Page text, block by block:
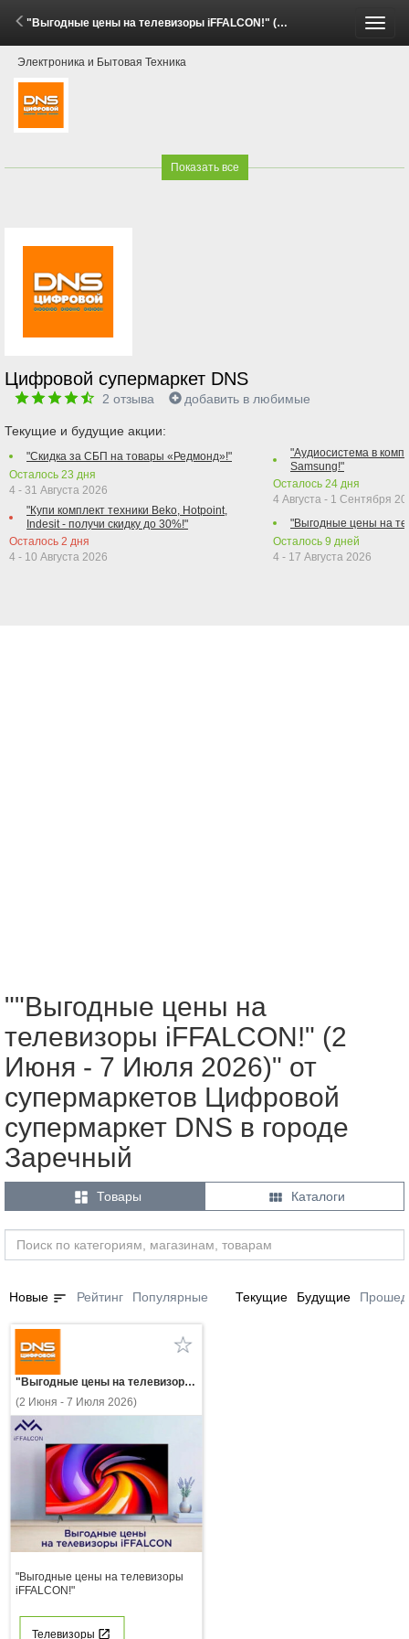
"Выгодные цены на телевизоры iFFALCON!" (2 Июня - 7 Июля 2026)
Электроника и Бытовая Техника
Показать все
Цифровой супермаркет DNS
2 отзыва добавить в любимые
Текущие и будущие акции:
"Скидка за СБП на товары «Редмонд»!"
Осталось 23 дня
4 - 31 Августа 2026
"Купи комплект техники Beko, Hotpoint,
Indesit - получи скидку до 30%!"
Осталось 2 дня
4 - 10 Августа 2026
"Аудиосистема в
Samsung!"
Осталось 24 дня
4 Августа - 1 Сентября
"Выгодные цены на
Осталось 9 дней
4 - 17 Августа 2026
""Выгодные цены на
телевизоры iFFALCON!" (2
Июня - 7 Июля 2026)" от
супермаркетов Цифровой
супермаркет DNS в городе
Заречный
 Товары  Каталоги
Новые sort Рейтинг Популярные Текущие Будущие
"Выгодные цены на телевизоры iFFALCON!"
(2 Июня - 7 Июля 2026)
"Выгодные цены на телевизоры
iFFALCON!"
Телевизоры